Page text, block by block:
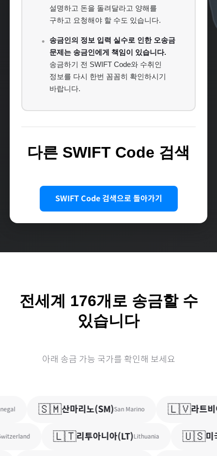
설명하고 돈을 돌려달라고 양해를
구하고 요청해야 할 수도 있습니다.
송금인의 정보 입력 실수로 인한 오송금
문제는 송금인에게 책임이 있습니다.
송금하기 전 SWIFT Code와 수취인
정보를 다시 한번 꼼꼼히 확인하시기
바랍니다.
다른 SWIFT Code 검색
SWIFT Code 검색으로 돌아가기
전세계 176개로 송금할 수
있습니다
아래 송금 가능 국가를 확인해 보세요
🇸🇲산마리노(SM)San Marino 🇱🇻라트비
🇱🇹리투아니아(LT)Lithuania 🇺🇸미국